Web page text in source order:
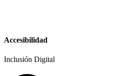
Accesibilidad
Inclusión Digital